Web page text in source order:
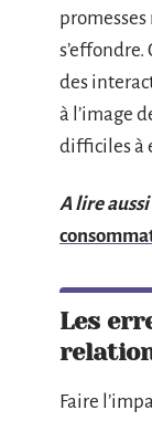
s’effondre.
des
à l’image
difficiles à
A lire aussi
Les
Faire